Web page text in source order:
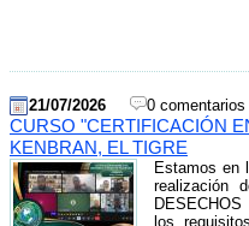
21/07/2026 0 comentarios
CURSO "CERTIFICACIÓN
KENBRAN, EL TIGRE
Estamos en
realización
los